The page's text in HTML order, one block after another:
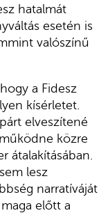
hatalmát
esetén is
valószínű
a Fidesz
kísérletet.
elveszítené
közre
átalakításában.
lesz
narratíváját
előtt a